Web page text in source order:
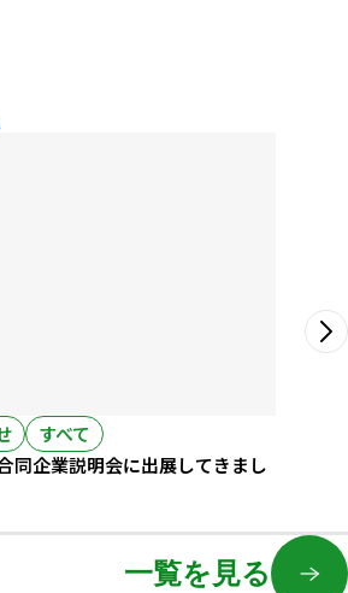
すべて
同企業説明会に出展してきまし
一覧を見る